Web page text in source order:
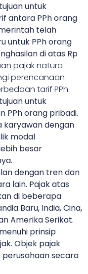
untuk
antara PPh orang
telah
untuk PPh orang
di atas Rp
pajak natura
perencanaan
tarif PPh.
untuk
PPh orang pribadi.
karyawan dengan
modal
besar
dengan tren dan
lain. Pajak atas
di beberapa
Baru, India, Cina,
Amerika Serikat.
prinsip
Objek pajak
secara